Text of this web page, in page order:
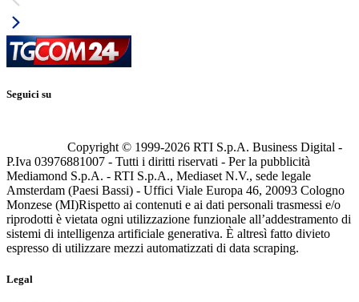
Seguici su
Copyright © 1999-2026 RTI S.p.A. Business Digital -
P.Iva 03976881007 - Tutti i diritti riservati - Per la pubblicità
Mediamond S.p.A. - RTI S.p.A., Mediaset N.V., sede legale
Amsterdam (Paesi Bassi) - Uffici Viale Europa 46, 20093 Cologno
Monzese (MI)Rispetto ai contenuti e ai dati personali trasmessi e/o
riprodotti è vietata ogni utilizzazione funzionale all’addestramento di
sistemi di intelligenza artificiale generativa. È altresì fatto divieto
espresso di utilizzare mezzi automatizzati di data scraping.
Legal